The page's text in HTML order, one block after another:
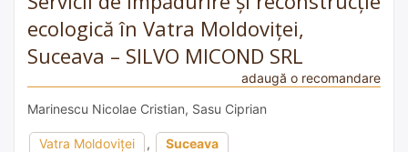
ecologică în Vatra Moldoviței,
Suceava – SILVO MICOND SRL
adaugă o recomandare
Marinescu Nicolae Cristian, Sasu Ciprian
Vatra Moldoviței , Suceava